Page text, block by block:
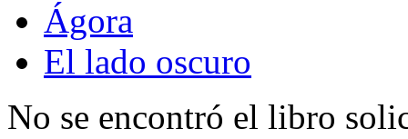
Ágora
El lado oscuro
No se encontró el libro